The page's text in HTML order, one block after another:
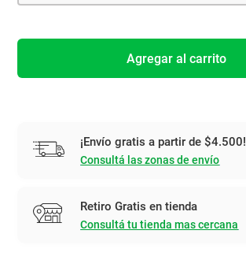
Agregar al carrito
¡Envío gratis a partir de $4.500!
Consultá las zonas de envío
Retiro Gratis en tienda
Consultá tu tienda mas cercana